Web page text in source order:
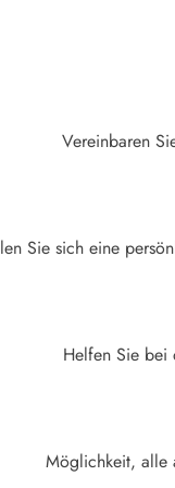
Vereinbaren
Sie sich eine
Helfen Sie bei
Möglichkeit, alle